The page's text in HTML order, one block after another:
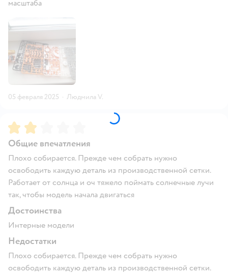
масштаба
05 февраля 2025 · Людмила V.
Рейтинг:
Общие впечатления
Плохо собирается. Прежде чем собрать нужно
освободить каждую деталь из производственной сетки.
Работает от солнца и оч тяжело поймать солнечные лучи
так, чтобы модель начала двигаться
Достоинства
Интерные модели
Недостатки
Плохо собирается. Прежде чем собрать нужно
освободить каждую деталь из производственной сетки.